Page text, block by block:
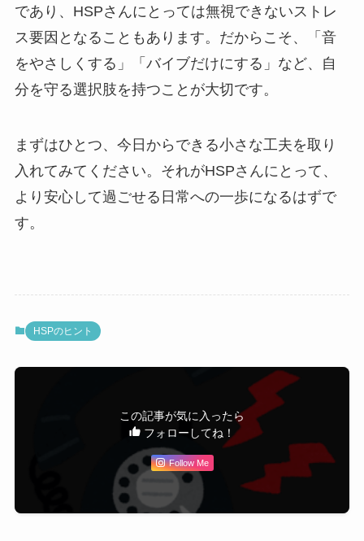
であり、HSPさんにとっては無視できないストレ
ス要因となることもあります。だからこそ、「音
をやさしくする」「バイブだけにする」など、自
分を守る選択肢を持つことが大切です。
まずはひとつ、今日からできる小さな工夫を取り
入れてみてください。それがHSPさんにとって、
より安心して過ごせる日常への一歩になるはずで
す。
HSPのヒント
この記事が気に入ったら
フォローしてね！
Follow Me